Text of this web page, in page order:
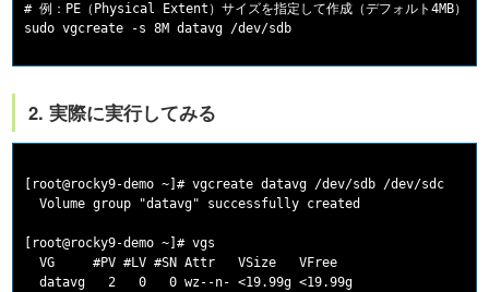
# 例：PE（Physical Extent）サイズを指定して作成（デフォルト4MB）
2. 実際に実行してみる
[root@rocky9-demo ~]# vgcreate datavg /dev/sdb /dev/sdc
  Volume group "datavg" successfully created
[root@rocky9-demo ~]# vgs
  VG     #PV #LV #SN Attr   VSize   VFree
  datavg   2   0   0 wz--n- <19.99g <19.99g